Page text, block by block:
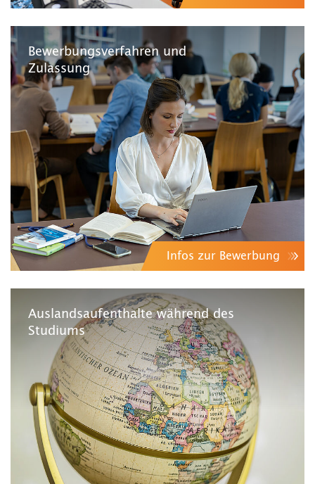
Bewerbungsverfahren und
Zulassung
Infos zur Bewerbung
Auslandsaufenthalte während des
Studiums